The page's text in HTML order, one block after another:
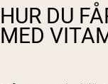
HUR DU
MED